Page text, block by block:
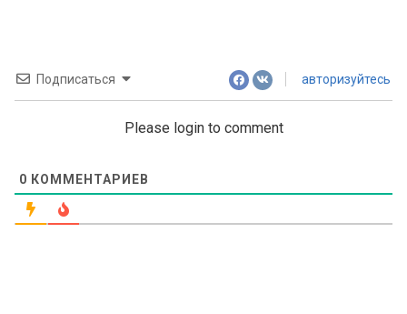
Подписаться авторизуйтесь
Please login to comment
0 КОММЕНТАРИЕВ